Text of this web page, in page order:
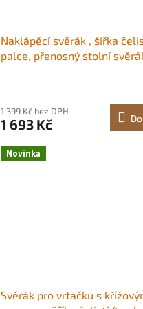
Naklápěcí svěrák , šířka
palce, přenosný stolní
pracovní svěrák pro
pro stolní počítače a
Naklápěcí svěrák
1 399 Kč bez DPH
1 693 Kč
Novinka
Svěrák pro vrtačku s